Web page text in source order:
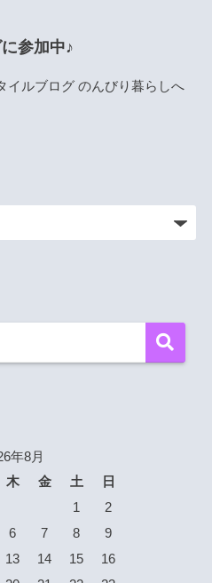
参加中♪
年8月
木 金 土
日
1
2
6 7 8
9
13 14 15
16